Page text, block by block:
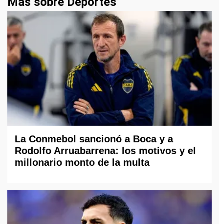
La Conmebol sancionó a Boca y a
Rodolfo Arruabarrena: los motivos y el
millonario monto de la multa